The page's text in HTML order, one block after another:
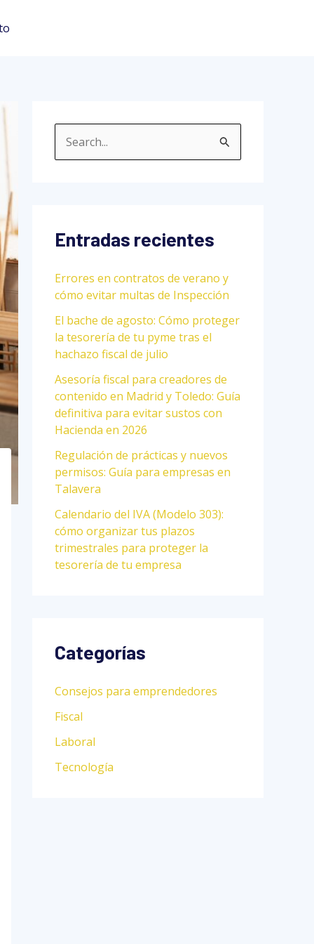
a
p
o
r
:
Entradas recientes
Errores en contratos de verano y
cómo evitar multas de Inspección
El bache de agosto: Cómo proteger
la tesorería de tu pyme tras el
hachazo fiscal de julio
Asesoría fiscal para creadores de
contenido en Madrid y Toledo: Guía
definitiva para evitar sustos con
Hacienda en 2026
Regulación de prácticas y nuevos
permisos: Guía para empresas en
Talavera
Calendario del IVA (Modelo 303):
cómo organizar tus plazos
trimestrales para proteger la
tesorería de tu empresa
Categorías
Consejos para emprendedores
Fiscal
Laboral
Tecnología